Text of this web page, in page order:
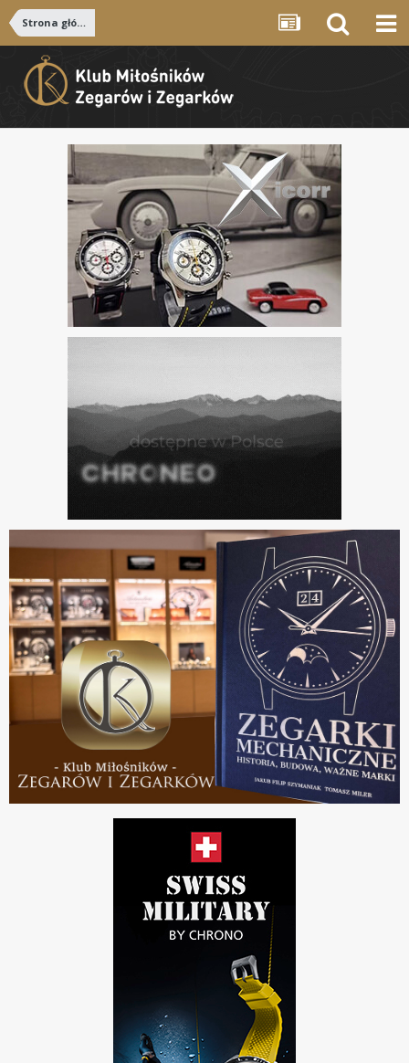
Strona główna